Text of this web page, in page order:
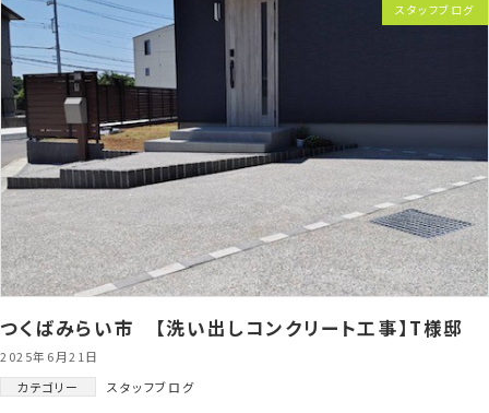
スタッフブログ
つくばみらい市 【洗い出しコンクリート工事】T様邸
2025年6月21日
カテゴリー
スタッフブログ